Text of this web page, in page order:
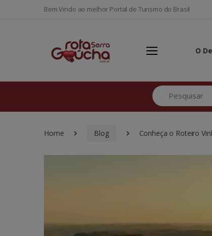
Bem Vindo ao melhor Portal de Turismo do Brasil
O
Pesquisar
Home Blog Conheça o Roteiro